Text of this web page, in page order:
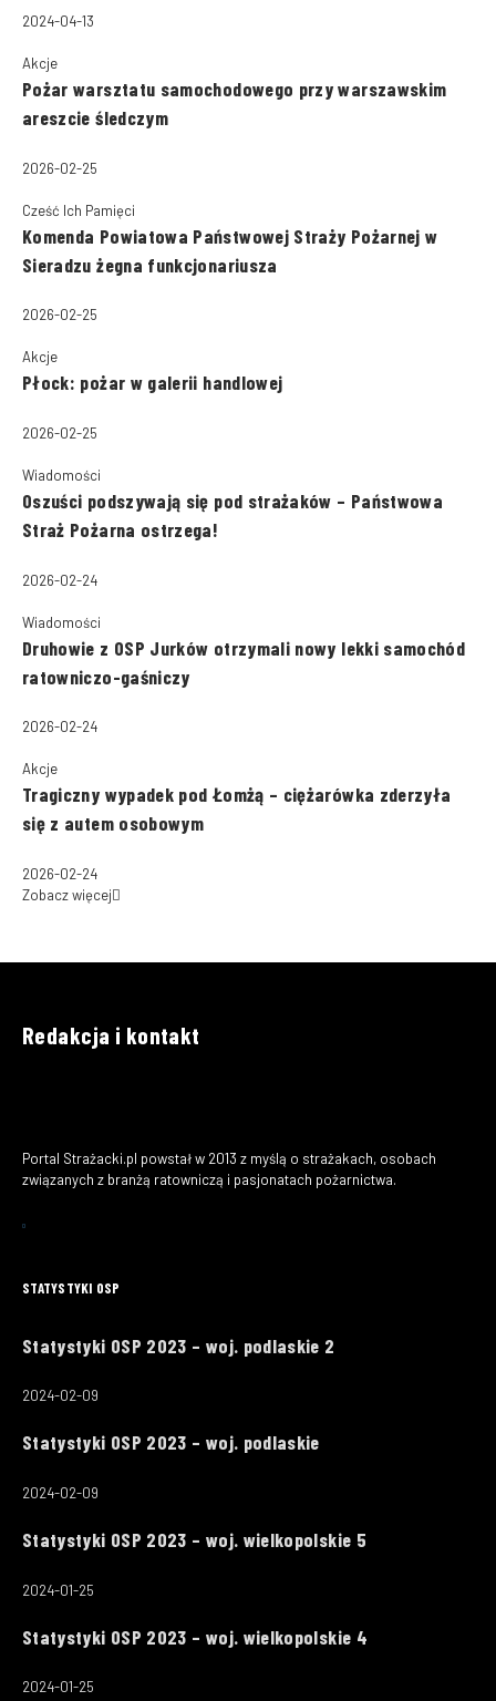
2024-04-13
Akcje
Pożar warsztatu samochodowego przy warszawskim
areszcie śledczym
2026-02-25
Cześć Ich Pamięci
Komenda Powiatowa Państwowej Straży Pożarnej w
Sieradzu żegna funkcjonariusza
2026-02-25
Akcje
Płock: pożar w galerii handlowej
2026-02-25
Wiadomości
Oszuści podszywają się pod strażaków – Państwowa
Straż Pożarna ostrzega!
2026-02-24
Wiadomości
Druhowie z OSP Jurków otrzymali nowy lekki samochód
ratowniczo-gaśniczy
2026-02-24
Akcje
Tragiczny wypadek pod Łomżą – ciężarówka zderzyła
się z autem osobowym
2026-02-24
Zobacz więcej
Redakcja i kontakt
Portal Strażacki.pl powstał w 2013 z myślą o strażakach, osobach
związanych z branżą ratowniczą i pasjonatach pożarnictwa.
STATYSTYKI OSP
Statystyki OSP 2023 – woj. podlaskie 2
2024-02-09
Statystyki OSP 2023 – woj. podlaskie
2024-02-09
Statystyki OSP 2023 – woj. wielkopolskie 5
2024-01-25
Statystyki OSP 2023 – woj. wielkopolskie 4
2024-01-25